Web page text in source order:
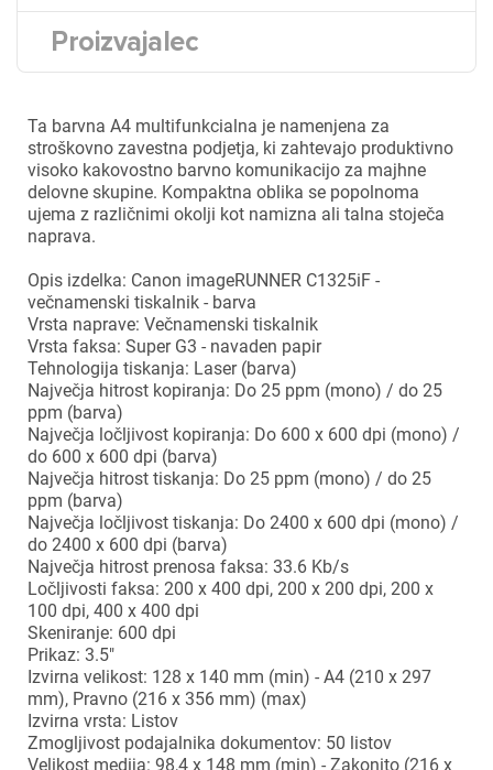
Proizvajalec
Ta barvna A4 multifunkcialna je namenjena za
stroškovno zavestna podjetja, ki zahtevajo produktivno
visoko kakovostno barvno komunikacijo za majhne
delovne skupine. Kompaktna oblika se popolnoma
ujema z različnimi okolji kot namizna ali talna stoječa
naprava.
Opis izdelka: Canon imageRUNNER C1325iF -
večnamenski tiskalnik - barva
Vrsta naprave: Večnamenski tiskalnik
Vrsta faksa: Super G3 - navaden papir
Tehnologija tiskanja: Laser (barva)
Največja hitrost kopiranja: Do 25 ppm (mono) / do 25
ppm (barva)
Največja ločljivost kopiranja: Do 600 x 600 dpi (mono) /
do 600 x 600 dpi (barva)
Največja hitrost tiskanja: Do 25 ppm (mono) / do 25
ppm (barva)
Največja ločljivost tiskanja: Do 2400 x 600 dpi (mono) /
do 2400 x 600 dpi (barva)
Največja hitrost prenosa faksa: 33.6 Kb/s
Ločljivosti faksa: 200 x 400 dpi, 200 x 200 dpi, 200 x
100 dpi, 400 x 400 dpi
Skeniranje: 600 dpi
Prikaz: 3.5"
Izvirna velikost: 128 x 140 mm (min) - A4 (210 x 297
mm), Pravno (216 x 356 mm) (max)
Izvirna vrsta: Listov
Zmogljivost podajalnika dokumentov: 50 listov
Velikost medija: 98,4 x 148 mm (min) - Zakonito (216 x